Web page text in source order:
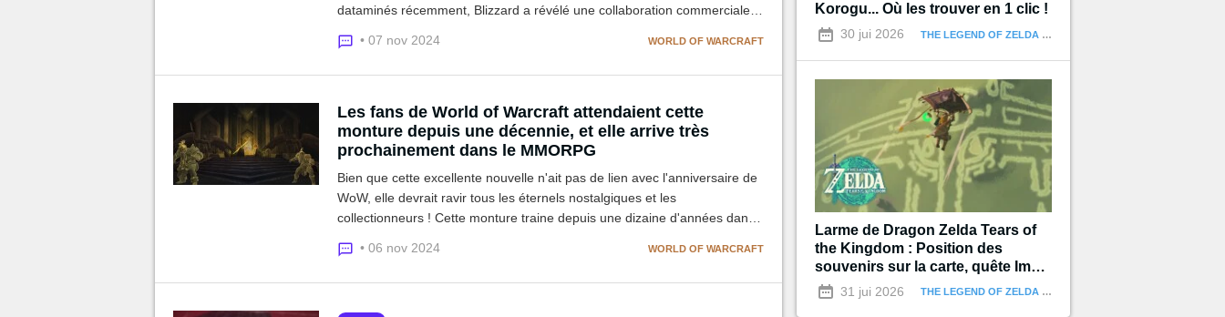
dataminés récemment, Blizzard a révélé une collaboration commerciale
les non-américains !
• 07 nov 2024 WORLD OF WARCRAFT
Les fans de World of Warcraft attendaient cette
monture depuis une décennie, et elle arrive très
prochainement dans le MMORPG
Bien que cette excellente nouvelle n'ait pas de lien avec l'anniversaire de
WoW, elle devrait ravir tous les éternels nostalgiques et les
collectionneurs ! Cette monture traine depuis une dizaine d'années dans
11.0.7.
• 06 nov 2024 WORLD OF WARCRAFT
Korogu... Où les trouver en 1 clic !
30 jui 2026 THE LEGEND OF ZELDA : TEARS OF THE KINGDOM
Larme de Dragon Zelda Tears of
the Kingdom : Position des
souvenirs sur la carte, quête Impa
et les Géoglyphes
31 jui 2026 THE LEGEND OF ZELDA : TEARS OF THE KINGDOM